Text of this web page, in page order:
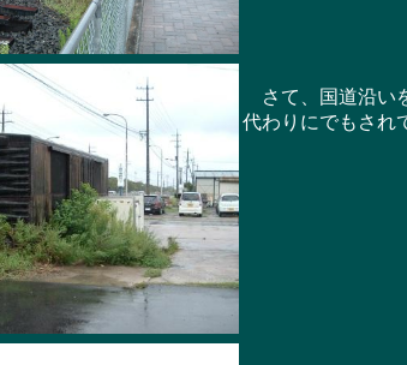
さて、国道沿い
代わりにでもされ